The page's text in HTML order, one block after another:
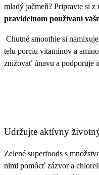
mladý jačmeň? Pripravte si
pravidelnom používaní
Chutné smoothie si
telu porciu vitamínov a
znižovať únavu a podporuje
Udržujte aktívny
Zelené superfoods s
nimi pomôcť zázvor a